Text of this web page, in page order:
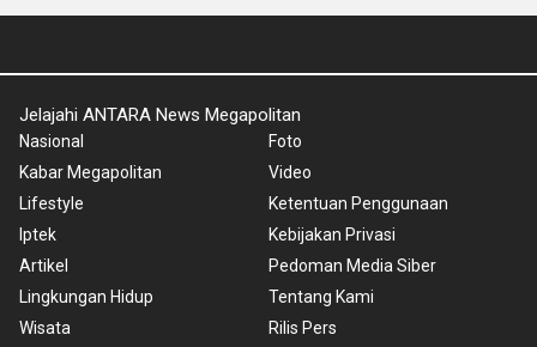
Jelajahi ANTARA News Megapolitan
Nasional
Kabar Megapolitan
Lifestyle
Iptek
Artikel
Lingkungan Hidup
Wisata
Foto
Video
Ketentuan Penggunaan
Kebijakan Privasi
Pedoman Media Siber
Tentang Kami
Rilis Pers